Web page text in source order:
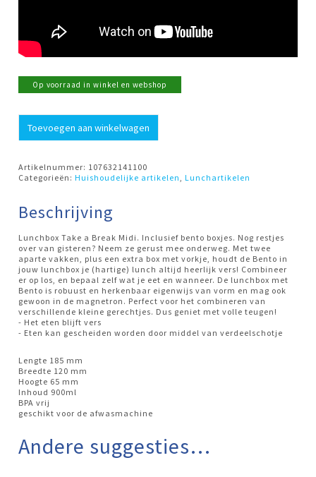
Op voorraad in winkel en webshop
TAB
Bento
Mepal
aantal
Toevoegen aan winkelwagen
Artikelnummer: 107632141100
Categorieën:Huishoudelijke artikelen ,Lunchartikelen
Beschrijving
Lunchbox Take a Break Midi. Inclusief bento boxjes. Nog restjes
over van gisteren? Neem ze gerust mee onderweg. Met twee
aparte vakken, plus een extra box met vorkje, houdt de Bento in
jouw lunchbox je (hartige) lunch altijd heerlijk vers! Combineer
er op los, en bepaal zelf wat je eet en wanneer. De lunchbox met
Bento is robuust en herkenbaar eigenwijs van vorm en mag ook
gewoon in de magnetron. Perfect voor het combineren van
verschillende kleine gerechtjes. Dus geniet met volle teugen!
- Het eten blijft vers
- Eten kan gescheiden worden door middel van verdeelschotje
Lengte 185 mm
Breedte 120 mm
Hoogte 65 mm
Inhoud 900ml
BPA vrij
geschikt voor de afwasmachine
Andere suggesties…